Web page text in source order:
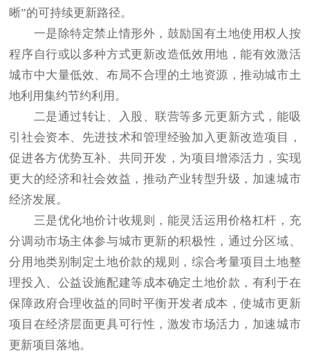
晰”的可持续更新路径。
一是除特定禁止情形外，鼓励国有土地使用权人按
程序自行或以多种方式更新改造低效用地，能有效激活
城市中大量低效、布局不合理的土地资源，推动城市土
地利用集约节约利用。
二是通过转让、入股、联营等多元更新方式，能吸
引社会资本、先进技术和管理经验加入更新改造项目，
促进各方优势互补、共同开发，为项目增添活力，实现
更大的经济和社会效益，推动产业转型升级，加速城市
经济发展。
三是优化地价计收规则，能灵活运用价格杠杆，充
分调动市场主体参与城市更新的积极性，通过分区域、
分用地类别制定土地价款的规则，综合考量项目土地整
理投入、公益设施配建等成本确定土地价款，有利于在
保障政府合理收益的同时平衡开发者成本，使城市更新
项目在经济层面更具可行性，激发市场活力，加速城市
更新项目落地。